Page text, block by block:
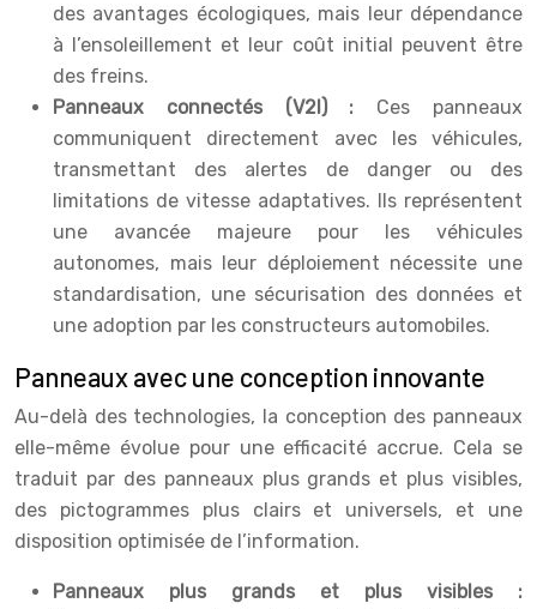
des avantages écologiques, mais leur dépendance
à l’ensoleillement et leur coût initial peuvent être
des freins.
Panneaux connectés (V2I) : Ces panneaux
communiquent directement avec les véhicules,
transmettant des alertes de danger ou des
limitations de vitesse adaptatives. Ils représentent
une avancée majeure pour les véhicules
autonomes, mais leur déploiement nécessite une
standardisation, une sécurisation des données et
une adoption par les constructeurs automobiles.
Panneaux avec une conception innovante
Au-delà des technologies, la conception des panneaux
elle-même évolue pour une efficacité accrue. Cela se
traduit par des panneaux plus grands et plus visibles,
des pictogrammes plus clairs et universels, et une
disposition optimisée de l’information.
Panneaux plus grands et plus visibles :